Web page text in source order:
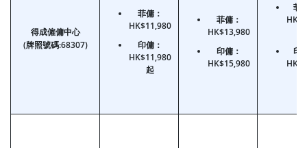
得成僱傭中心
(牌照號碼:68307)
菲傭：
HK$11,980
印傭：
HK$11,980
起
菲傭：
HK$13,980
印傭：
HK$15,980
菲
印